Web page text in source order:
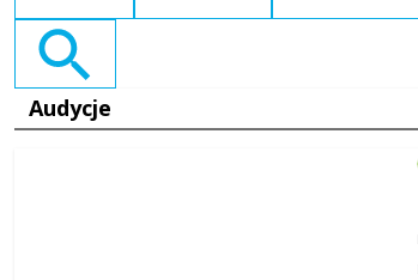
Search
Audycje